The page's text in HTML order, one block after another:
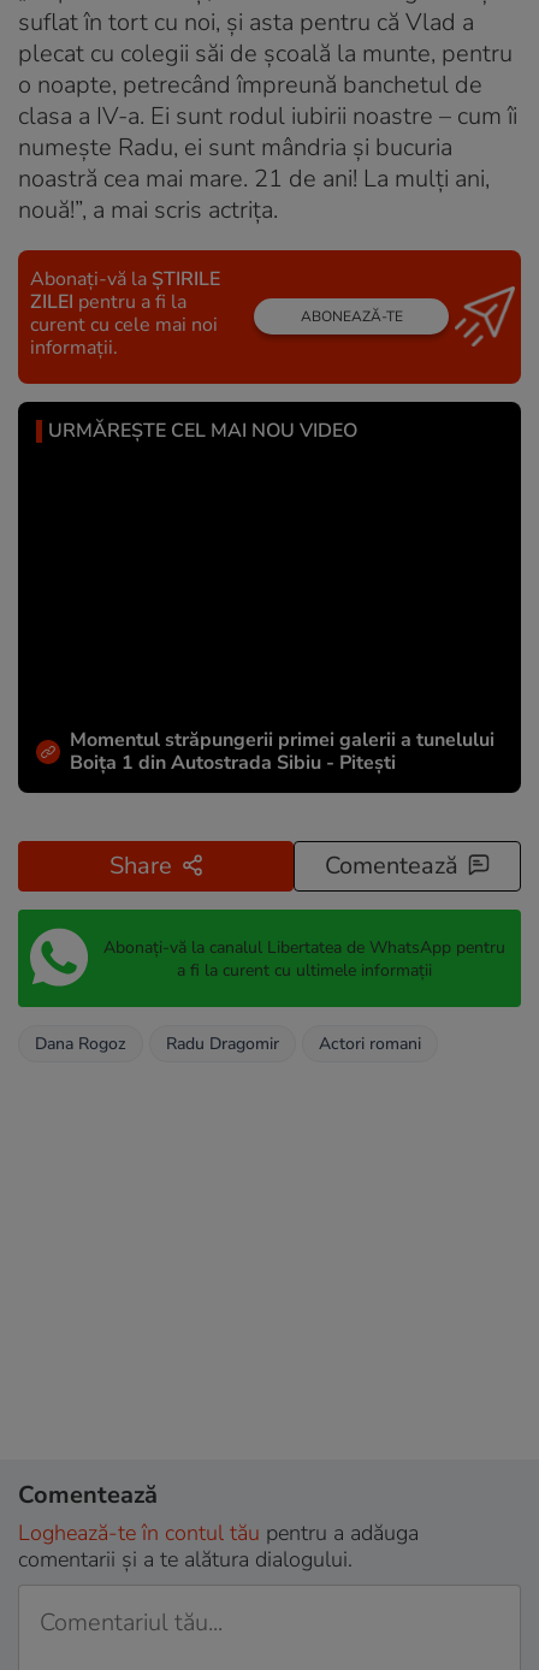
suflat în tort cu noi, și asta pentru că Vlad a
plecat cu colegii săi de școală la munte, pentru
o noapte, petrecând împreună banchetul de
clasa a IV-a. Ei sunt rodul iubirii noastre – cum îi
numește Radu, ei sunt mândria și bucuria
noastră cea mai mare. 21 de ani! La mulți ani,
nouă!”, a mai scris actrița.
Abonați-vă la ȘTIRILE
ZILEI pentru a fi la
curent cu cele mai noi
informații.
ABONEAZĂ-TE
URMĂREȘTE CEL MAI NOU VIDEO
Momentul străpungerii primei galerii a tunelului
Boița 1 din Autostrada Sibiu - Pitești
Share Comentează
Abonați-vă la canalul Libertatea de WhatsApp pentru
a fi la curent cu ultimele informații
Dana Rogoz Radu Dragomir Actori romani
Comentează
Loghează-te în contul tău pentru a adăuga
comentarii și a te alătura dialogului.